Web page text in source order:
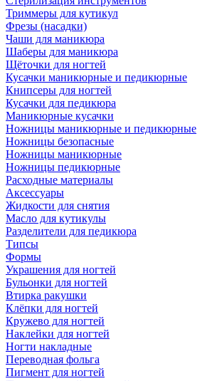
Триммеры для кутикул
Фрезы (насадки)
Чаши для маникюра
Шаберы для маникюра
Щёточки для ногтей
Кусачки маникюрные и педикюрные
Книпсеры для ногтей
Кусачки для педикюра
Маникюрные кусачки
Ножницы маникюрные и педикюрные
Ножницы безопасные
Ножницы маникюрные
Ножницы педикюрные
Расходные материалы
Аксессуары
Жидкости для снятия
Масло для кутикулы
Разделители для педикюра
Типсы
Формы
Украшения для ногтей
Бульонки для ногтей
Втирка ракушки
Клёпки для ногтей
Кружево для ногтей
Наклейки для ногтей
Ногти накладные
Переводная фольга
Пигмент для ногтей